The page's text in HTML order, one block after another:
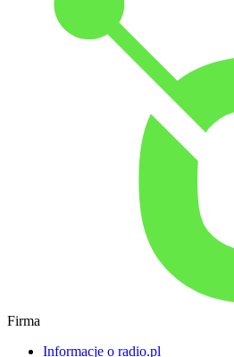
Firma
Informacje o radio.pl